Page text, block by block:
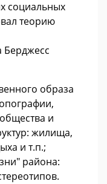
социальных
теорию
образа
и
жилища,
и т.п.;
района: